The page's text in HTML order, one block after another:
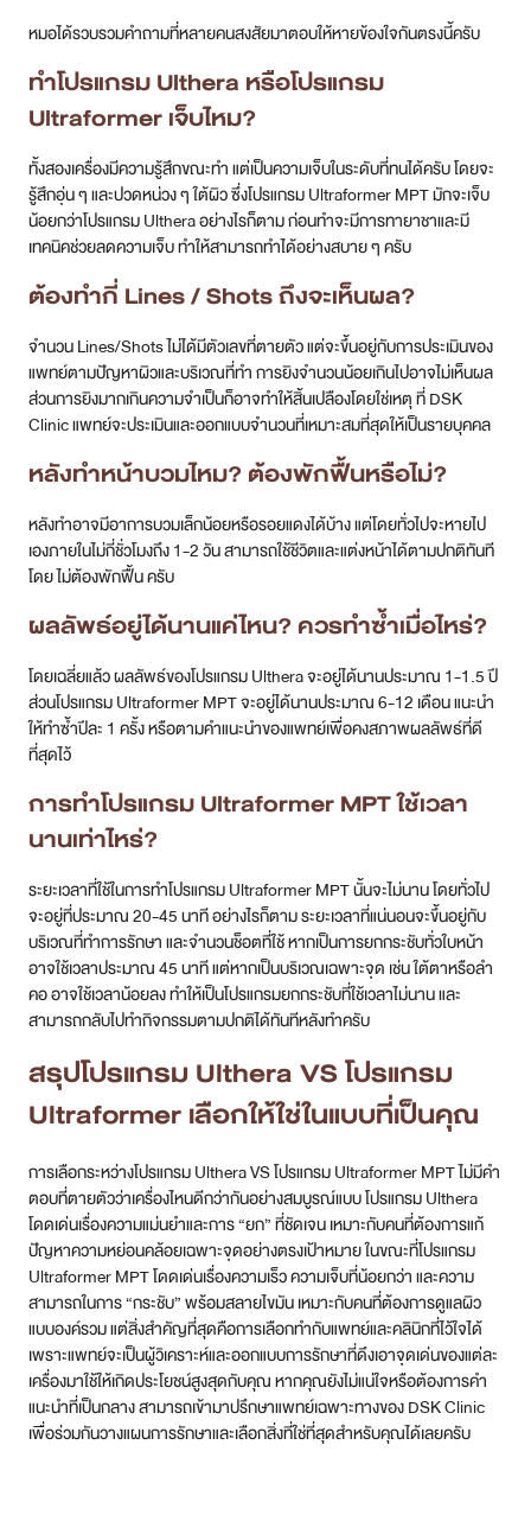
หมอได้รวบรวมคำถามที่หลายคนสงสัยมาตอบให้หายข้องใจกันตรงนี้ครับ
ทำโปรแกรม Ulthera หรือโปรแกรม
Ultraformer เจ็บไหม?
ทั้งสองเครื่องมีความรู้สึกขณะทำ แต่เป็นความเจ็บในระดับที่ทนได้ครับ โดยจะ
รู้สึกอุ่น ๆ และปวดหน่วง ๆ ใต้ผิว ซึ่งโปรแกรม Ultraformer MPT มักจะเจ็บ
น้อยกว่าโปรแกรม Ulthera อย่างไรก็ตาม ก่อนทำจะมีการทายาชาและมี
เทคนิคช่วยลดความเจ็บ ทำให้สามารถทำได้อย่างสบาย ๆ ครับ
ต้องทำกี่ Lines / Shots ถึงจะเห็นผล?
จำนวน Lines/Shots ไม่ได้มีตัวเลขที่ตายตัว แต่จะขึ้นอยู่กับการประเมินของ
แพทย์ตามปัญหาผิวและบริเวณที่ทำ การยิงจำนวนน้อยเกินไปอาจไม่เห็นผล
ส่วนการยิงมากเกินความจำเป็นก็อาจทำให้สิ้นเปลืองโดยใช่เหตุ ที่ DSK
Clinic แพทย์จะประเมินและออกแบบจำนวนที่เหมาะสมที่สุดให้เป็นรายบุคคล
หลังทำหน้าบวมไหม? ต้องพักฟื้นหรือไม่?
หลังทำอาจมีอาการบวมเล็กน้อยหรือรอยแดงได้บ้าง แต่โดยทั่วไปจะหายไป
เองภายในไม่กี่ชั่วโมงถึง 1-2 วัน สามารถใช้ชีวิตและแต่งหน้าได้ตามปกติทันที
โดย ไม่ต้องพักฟื้น ครับ
ผลลัพธ์อยู่ได้นานแค่ไหน? ควรทำซ้ำเมื่อไหร่?
โดยเฉลี่ยแล้ว ผลลัพธ์ของโปรแกรม Ulthera จะอยู่ได้นานประมาณ 1-1.5 ปี
ส่วนโปรแกรม Ultraformer MPT จะอยู่ได้นานประมาณ 6-12 เดือน แนะนำ
ให้ทำซ้ำปีละ 1 ครั้ง หรือตามคำแนะนำของแพทย์เพื่อคงสภาพผลลัพธ์ที่ดี
ที่สุดไว้
การทำโปรแกรม Ultraformer MPT ใช้เวลา
นานเท่าไหร่?
ระยะเวลาที่ใช้ในการทำโปรแกรม Ultraformer MPT นั้นจะไม่นาน โดยทั่วไป
จะอยู่ที่ประมาณ 20-45 นาที อย่างไรก็ตาม ระยะเวลาที่แน่นอนจะขึ้นอยู่กับ
บริเวณที่ทำการรักษา และจำนวนช็อตที่ใช้ หากเป็นการยกกระชับทั่วใบหน้า
อาจใช้เวลาประมาณ 45 นาที แต่หากเป็นบริเวณเฉพาะจุด เช่น ใต้ตาหรือลำ
คอ อาจใช้เวลาน้อยลง ทำให้เป็นโปรแกรมยกกระชับที่ใช้เวลาไม่นาน และ
สามารถกลับไปทำกิจกรรมตามปกติได้ทันทีหลังทำครับ
สรุปโปรแกรม Ulthera VSโปรแกรม
Ultraformer เลือกให้ใช่ในแบบที่เป็นคุณ
การเลือกระหว่างโปรแกรม Ulthera VS โปรแกรม Ultraformer MPT ไม่มีคำ
ตอบที่ตายตัวว่าเครื่องไหนดีกว่ากันอย่างสมบูรณ์แบบ โปรแกรม Ulthera
โดดเด่นเรื่องความแม่นยำและการ “ยก” ที่ชัดเจน เหมาะกับคนที่ต้องการแก้
ปัญหาความหย่อนคล้อยเฉพาะจุดอย่างตรงเป้าหมาย ในขณะที่โปรแกรม
Ultraformer MPT โดดเด่นเรื่องความเร็ว ความเจ็บที่น้อยกว่า และความ
สามารถในการ “กระชับ” พร้อมสลายไขมัน เหมาะกับคนที่ต้องการดูแลผิว
แบบองค์รวม แต่สิ่งสำคัญที่สุดคือการเลือกทำกับแพทย์และคลินิกที่ไว้ใจได้
เพราะแพทย์จะเป็นผู้วิเคราะห์และออกแบบการรักษาที่ดึงเอาจุดเด่นของแต่ละ
เครื่องมาใช้ให้เกิดประโยชน์สูงสุดกับคุณ หากคุณยังไม่แน่ใจหรือต้องการคำ
แนะนำที่เป็นกลาง สามารถเข้ามาปรึกษาแพทย์เฉพาะทางของ DSK Clinic
เพื่อร่วมกันวางแผนการรักษาและเลือกสิ่งที่ใช่ที่สุดสำหรับคุณได้เลยครับ